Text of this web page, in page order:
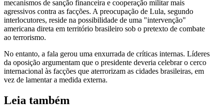
mecanismos de sanção financeira e cooperação militar mais
agressivos contra as facções. A preocupação de Lula, segundo
interlocutores, reside na possibilidade de uma "intervenção"
americana direta em território brasileiro sob o pretexto de combate
ao terrorismo.
No entanto, a fala gerou uma enxurrada de críticas internas. Líderes
da oposição argumentam que o presidente deveria celebrar o cerco
internacional às facções que aterrorizam as cidades brasileiras, em
vez de lamentar a medida externa.
Leia também